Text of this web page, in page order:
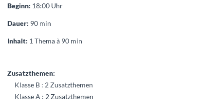
Beginn: 18:00 Uhr
Dauer: 90 min
Inhalt: 1 Thema à 90 min
Zusatzthemen:
Klasse B : 2 Zusatzthemen
Klasse A : 2 Zusatzthemen